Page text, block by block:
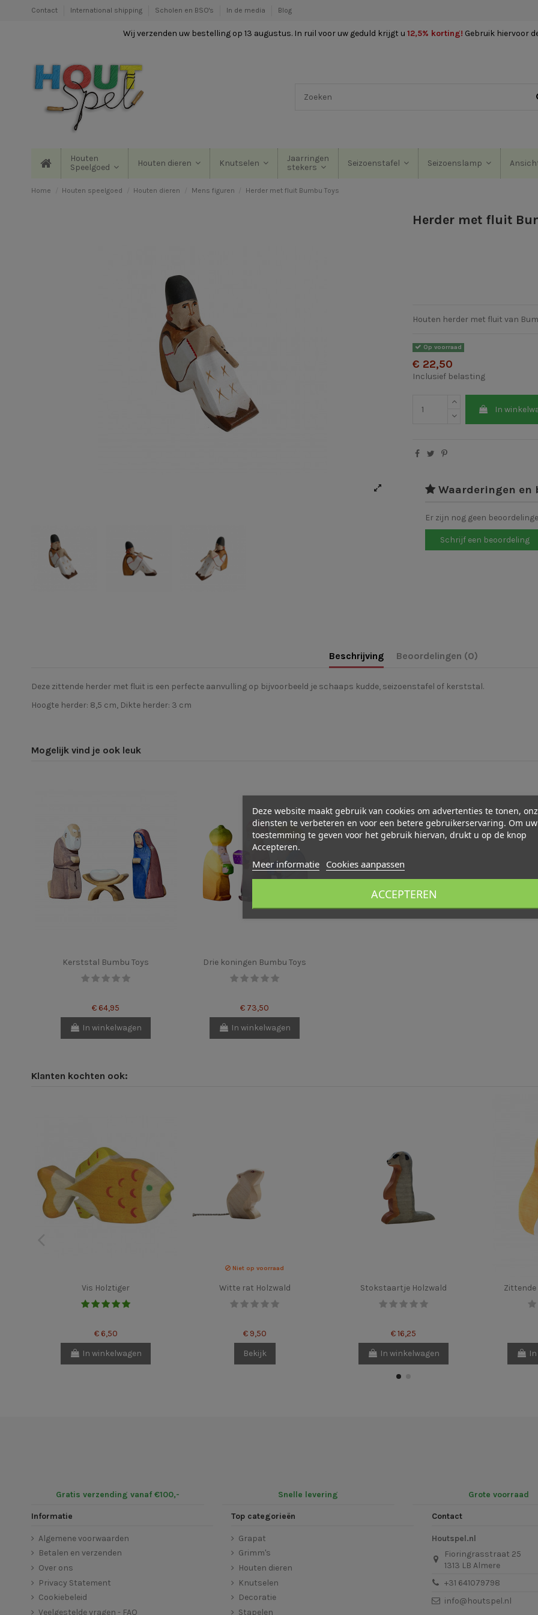
Contact International shipping Scholen en BSO's In de media Blog
Wij verzenden uw bestelling op 13 augustus. In ruil voor uw geduld krijgt u 12,5% korting! Gebruik hiervoor
Houten
Speelgoed
Houten dieren Knutselen
Jaarringen
stekers
Seizoenstafel Seizoenslamp
Home Houten speelgoed Houten dieren Mens figuren Herder met fluit Bumbu Toys
Herder met fluit
Houten herder met fluit van
Op voorraad
€ 22,50
Inclusief belasting
In
Waarderingen en
Er zijn nog geen
Schrijf een beoordeling
Beschrijving Beoordelingen (0)
Deze zittende herder met fluit is een perfecte aanvulling op bijvoorbeeld je schaaps kudde, seizoenstafel of kerststal.
Hoogte herder: 8,5 cm, Dikte herder: 3 cm
Mogelijk vind je ook leuk
Kerststal Bumbu Toys
€ 64,95
In winkelwagen
Drie koningen Bumbu Toys
€ 73,50
In winkelwagen
Klanten kochten ook:
Vis Holztiger
€ 6,50
In winkelwagen
Niet op voorraad
Witte rat Holzwald
€ 9,50
Bekijk
Stokstaartje Holzwald
€ 16,25
In winkelwagen
Zittende
Gratis verzending vanaf €100,- Snelle levering Grote voorraad
Informatie
Algemene voorwaarden
Betalen en verzenden
Over ons
Privacy Statement
Cookiebeleid
Veelgestelde vragen - FAQ
Top categorieën
Grapat
Grimm's
Houten dieren
Knutselen
Decoratie
Stapelen
Contact
Houtspel.nl
Fioringrasstraat 25
1313 LB Almere
+31 641079798
info@houtspel.nl
Deze website maakt gebruik van cookies om advertenties te tonen,
diensten te verbeteren en voor een betere gebruikerservaring. Om uw
toestemming te geven voor het gebruik hiervan, drukt u op de knop
Accepteren.
Meer informatie Cookies aanpassen
ACCEPTEREN